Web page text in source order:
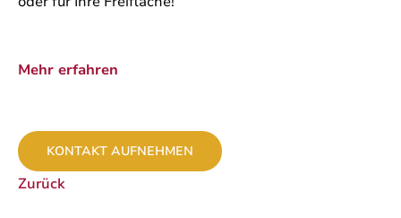
Mehr erfahren
KONTAKT AUFNEHMEN
Zurück